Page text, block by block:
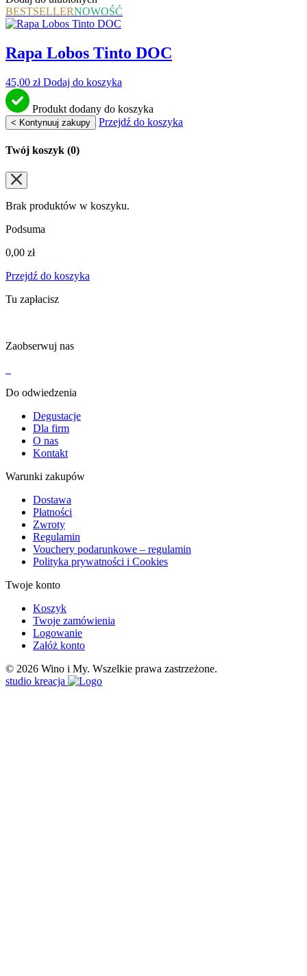
BESTSELLERNOWOŚĆ
Rapa Lobos Tinto DOC
45,00 zł Dodaj do koszyka
Produkt dodany do koszyka
< Kontynuuj zakupy Przejdź do koszyka
Twój koszyk (0)
Brak produktów w koszyku.
Podsuma
0,00 zł
Przejdź do koszyka
Tu zapłacisz
Zaobserwuj nas
Do odwiedzenia
Degustacje
Dla firm
O nas
Kontakt
Warunki zakupów
Dostawa
Płatności
Zwroty
Regulamin
Vouchery podarunkowe – regulamin
Polityka prywatności i Cookies
Twoje konto
Koszyk
Twoje zamówienia
Logowanie
Załóż konto
© 2026 Wino i My. Wszelkie prawa zastrzeżone.
studio kreacja